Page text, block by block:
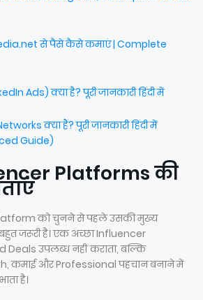
से पैसे कैसे कमाएं | Complete
Ads) क्या है? पूरी जानकारी हिंदी में
क्या हैं? पूरी जानकारी हिंदी में
Guide)
Platforms की
को चुनने से पहले उसकी मुख्य
जरूरी है। एक अच्छा Influencer
उपलब्ध नहीं कराता, बल्कि
कमाई और Professional पहचान बनाने में
है।